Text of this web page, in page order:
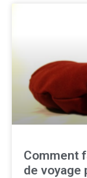
Comment
de voyage